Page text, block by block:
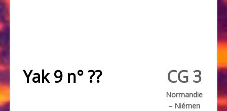
Yak 9 n° ?? CG 3
Normandie
– Niémen